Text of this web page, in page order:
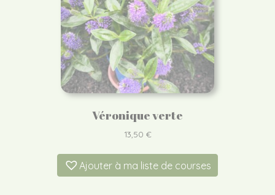
Véronique verte
13,50 €
Ajouter à ma liste de courses